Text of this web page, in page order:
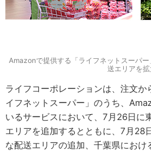
Amazonで提供する「ライフネットスーパ
送エリアを拡
ライフコーポレーションは、注文
イフネットスーパー」のうち、
いるサービスにおいて、7月26日に
エリアを追加するとともに、7月28
な配送エリアの追加、千葉県にお